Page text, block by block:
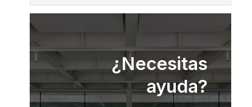
¿Necesitas
ayuda?